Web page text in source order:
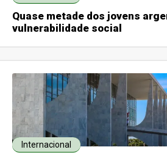
Quase metade dos jovens
vulnerabilidade social
Internacional